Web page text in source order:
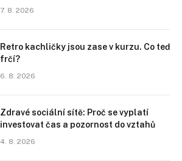
7. 8. 2026
Retro kachličky jsou zase v kurzu. Co teď
frčí?
6. 8. 2026
Zdravé sociální sítě: Proč se vyplatí
investovat čas a pozornost do vztahů
4. 8. 2026